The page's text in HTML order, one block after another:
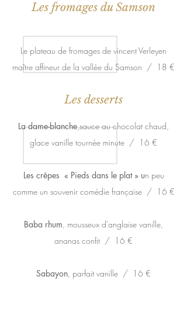
Les fromages du Samson
Le plateau de fromages de vincent Verleyen
maître affineur de la vallée du Samson / 18 €
Les desserts
La dame-blanche,sauce au chocolat chaud,
glace vanille tournée minute / 16 €
Les crêpes « Pieds dans le plat » un peu
comme un souvenir comédie française / 16 €
Baba rhum, mousseux d'anglaise vanille,
ananas confit / 16 €
Sabayon, parfait vanille / 16 €